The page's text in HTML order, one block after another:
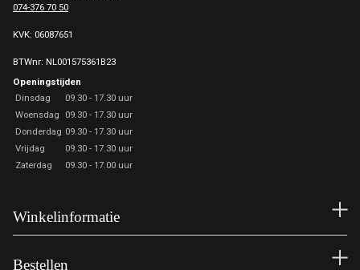
074-376 70 50
KVK: 06087651
BTWnr: NL001575361B23
Openingstijden
Dinsdag
09.30 - 17.30 uur
Woensdag
09.30 - 17.30 uur
Donderdag 09.30 - 17.30 uur
Vrijdag
09.30 - 17.30 uur
Zaterdag
09.30 - 17.00 uur
Winkelinformatie
Bestellen